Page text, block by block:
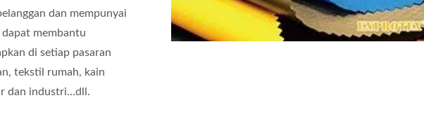
dan mempunyai
dapat membantu
di setiap pasaran
tekstil rumah, kain
dan industri…dll.